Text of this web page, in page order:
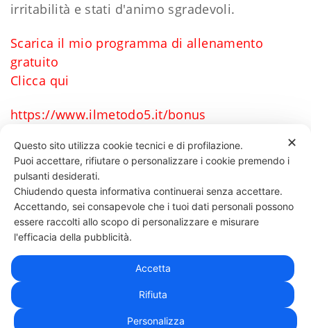
irritabilità e stati d'animo sgradevoli.
Scarica il mio programma di allenamento
gratuito
Clicca qui
https://www.ilmetodo5.it/bonus
62 LIKES
331 818 4777DANIELE ESPOSITO
✕
Questo sito utilizza cookie tecnici e di profilazione.
Puoi accettare, rifiutare o personalizzare i cookie premendo i
pulsanti desiderati.
Chiudendo questa informativa continuerai senza accettare.
Accettando, sei consapevole che i tuoi dati personali possono
essere raccolti allo scopo di personalizzare e misurare
l'efficacia della pubblicità.
Accetta
Rifiuta
Personalizza